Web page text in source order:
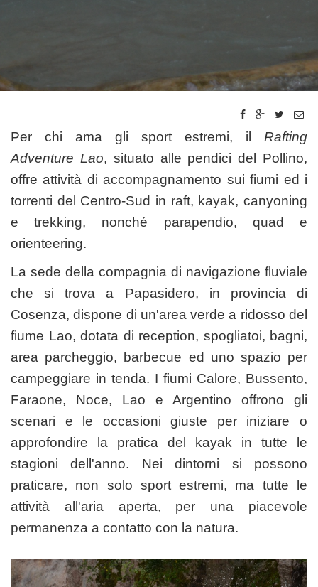
Per chi ama gli sport estremi, il Rafting
Adventure Lao, situato alle pendici del Pollino,
offre attività di accompagnamento sui fiumi ed i
torrenti del Centro-Sud in raft, kayak, canyoning
e trekking, nonché parapendio, quad e
orienteering.
La sede della compagnia di navigazione fluviale
che si trova a Papasidero, in provincia di
Cosenza, dispone di un'area verde a ridosso del
fiume Lao, dotata di reception, spogliatoi, bagni,
area parcheggio, barbecue ed uno spazio per
campeggiare in tenda. I fiumi Calore, Bussento,
Faraone, Noce, Lao e Argentino offrono gli
scenari e le occasioni giuste per iniziare o
approfondire la pratica del kayak in tutte le
stagioni dell'anno. Nei dintorni si possono
praticare, non solo sport estremi, ma tutte le
attività all'aria aperta, per una piacevole
permanenza a contatto con la natura.